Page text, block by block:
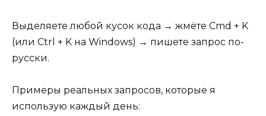
Выделяете любой кусок кода → жмёте Cmd + K
(или Ctrl + K на Windows) → пишете запрос по-
русски.
Примеры реальных запросов, которые я
использую каждый день: